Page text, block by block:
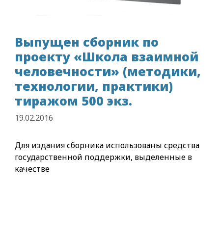
Выпущен сборник по
проекту «Школа взаимной
человечности» (методики,
технологии, практики)
тиражом 500 экз.
19.02.2016
Для издания сборника использованы средства
государственной поддержки, выделенные в
качестве